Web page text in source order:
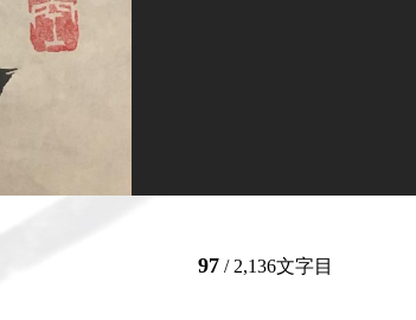
97 / 2,136文字目